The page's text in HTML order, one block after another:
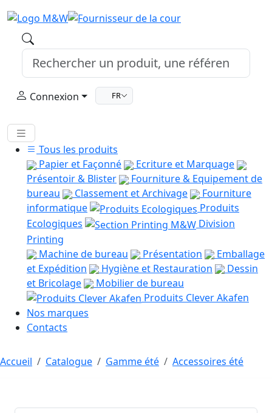
Connexion FR
Tous les produits
Papier et Façonné
Ecriture et Marquage
Présentoir & Blister
Fourniture & Equipement de
bureau
Classement et Archivage
Fourniture
informatique
Produits
Ecologiques
Division
Printing
Machine de bureau
Présentation
Emballage
et Expédition
Hygiène et Restauration
Dessin
et Bricolage
Mobilier de bureau
Produits Clever Akafen
Nos marques
Contacts
Accueil Catalogue Gamme été Accessoires été